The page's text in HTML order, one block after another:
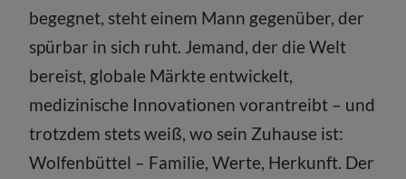
begegnet, steht einem Mann gegenüber, der
spürbar in sich ruht. Jemand, der die Welt
bereist, globale Märkte entwickelt,
medizinische Innovationen vorantreibt – und
trotzdem stets weiß, wo sein Zuhause ist:
Wolfenbüttel – Familie, Werte, Herkunft. Der